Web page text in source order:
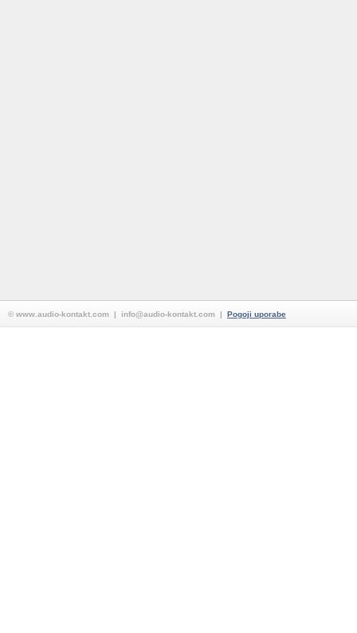
© www.audio-kontakt.com | info@audio-kontakt.com | Pogoji uporabe